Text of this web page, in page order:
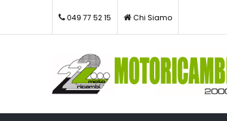
049 77 52 15 Chi Siamo